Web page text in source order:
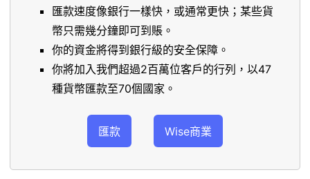
匯款速度像銀行一樣快，或通常更快；某些貨
幣只需幾分鐘即可到賬。
你的資金將得到銀行級的安全保障。
你將加入我們超過2百萬位客戶的行列，以47
種貨幣匯款至70個國家。
匯款 Wise商業